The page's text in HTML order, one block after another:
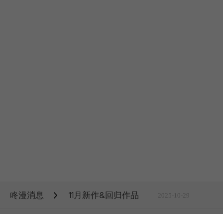
咚漫消息 11月新作&回归作品 2025-10-29